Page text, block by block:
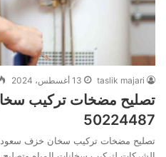
taslik majari 13 أغسطس، 2024
تصليح مضخات تركيب
50224487‬
تصليح مضخات تركيب سخان خزف